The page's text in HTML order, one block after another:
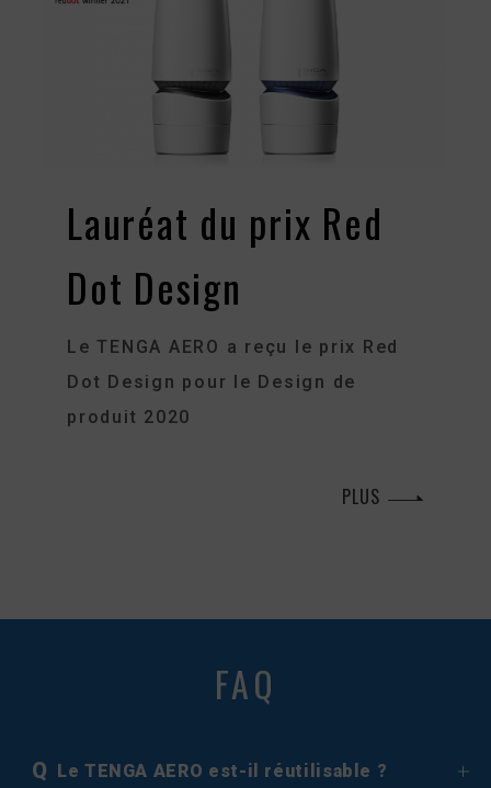
Lauréat du prix Red
Dot Design
Le TENGA AERO a reçu le prix Red
Dot Design pour le Design de
produit 2020
PLUS
FAQ
Q Le TENGA AERO est-il réutilisable ?